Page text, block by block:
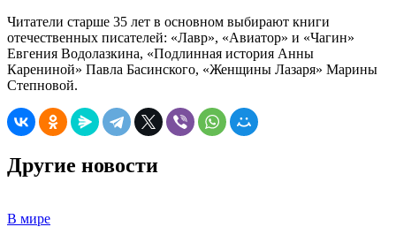
Читатели старше 35 лет в основном выбирают книги
отечественных писателей: «Лавр», «Авиатор» и «Чагин»
Евгения Водолазкина, «Подлинная история Анны
Карениной» Павла Басинского, «Женщины Лазаря» Марины
Степновой.
Другие новости
В мире